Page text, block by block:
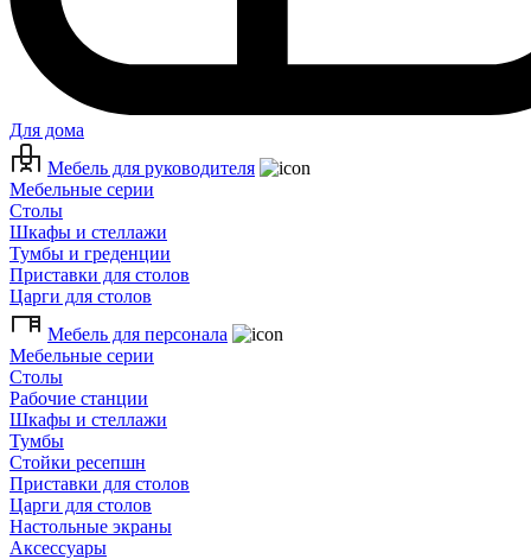
Для дома
Мебель для руководителя
Мебельные серии
Столы
Шкафы и стеллажи
Тумбы и греденции
Приставки для столов
Царги для столов
Мебель для персонала
Мебельные серии
Столы
Рабочие станции
Шкафы и стеллажи
Тумбы
Стойки ресепшн
Приставки для столов
Царги для столов
Настольные экраны
Аксессуары